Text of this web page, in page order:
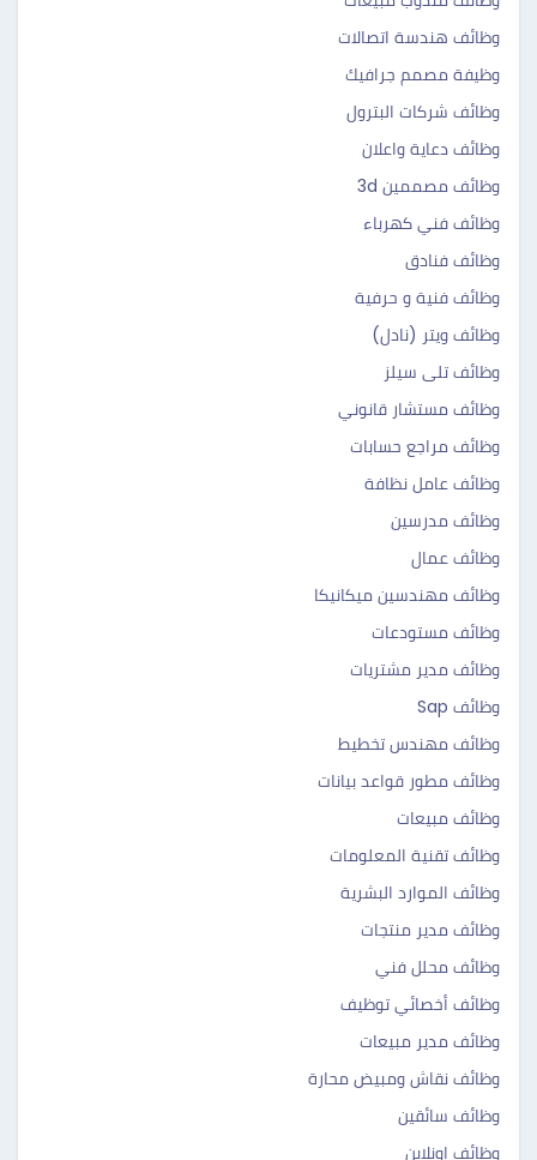
وظائف هندسة اتصالات
وظيفة مصمم جرافيك
وظائف شركات البترول
وظائف دعاية واعلان
وظائف مصممين 3d
وظائف فني كهرباء
وظائف فنادق
وظائف فنية و حرفية
وظائف ويتر (نادل)
وظائف تلى سيلز
وظائف مستشار قانوني
وظائف مراجع حسابات
وظائف عامل نظافة
وظائف مدرسين
وظائف عمال
وظائف مهندسين ميكانيكا
وظائف مستودعات
وظائف مدير مشتريات
وظائف Sap
وظائف مهندس تخطيط
وظائف مطور قواعد بيانات
وظائف مبيعات
وظائف تقنية المعلومات
وظائف الموارد البشرية
وظائف مدير منتجات
وظائف محلل فني
وظائف أخصائي توظيف
وظائف مدير مبيعات
وظائف نقاش ومبيض محارة
وظائف سائقين
وظائف اونلاين